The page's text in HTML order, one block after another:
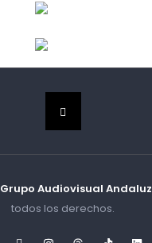
Grupo Audiovisual Andaluz
todos los derechos.